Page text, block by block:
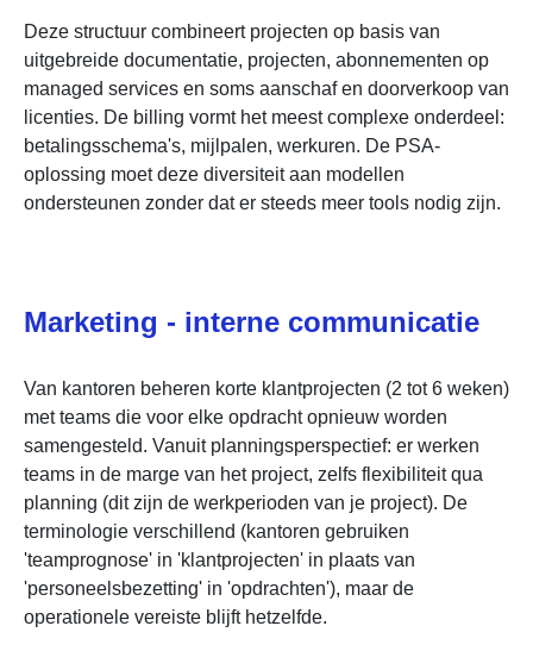
Deze structuur combineert projecten op basis van
uitgebreide documentatie, projecten, abonnementen op
managed services en soms aanschaf en doorverkoop van
licenties. De billing vormt het meest complexe onderdeel:
betalingsschema's, mijlpalen, werkuren. De PSA-
oplossing moet deze diversiteit aan modellen
ondersteunen zonder dat er steeds meer tools nodig zijn.
Marketing - interne communicatie
Van kantoren beheren korte klantprojecten (2 tot 6 weken)
met teams die voor elke opdracht opnieuw worden
samengesteld. Vanuit planningsperspectief: er werken
teams in de marge van het project, zelfs flexibiliteit qua
planning (dit zijn de werkperioden van je project). De
terminologie verschillend (kantoren gebruiken
'teamprognose' in 'klantprojecten' in plaats van
'personeelsbezetting' in 'opdrachten'), maar de
operationele vereiste blijft hetzelfde.